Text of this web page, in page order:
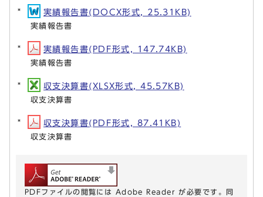
実績報告書(DOCX形式, 25.31KB)
実績報告書
実績報告書(PDF形式, 147.74KB)
実績報告書
収支決算書(XLSX形式, 45.57KB)
収支決算書
収支決算書(PDF形式, 87.41KB)
収支決算書
PDFファイルの閲覧には Adobe Reader が必要です。同